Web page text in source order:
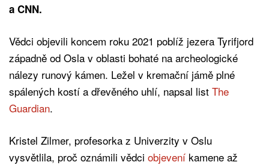
a CNN.
Vědci objevili koncem roku 2021 poblíž jezera Tyrifjord
západně od Osla v oblasti bohaté na archeologické
nálezy runový kámen. Ležel v kremační jámě plné
spálených kostí a dřevěného uhlí, napsal list The
Guardian.
Kristel Zilmer, profesorka z Univerzity v Oslu
vysvětlila, proč oznámili vědci objevení kamene až